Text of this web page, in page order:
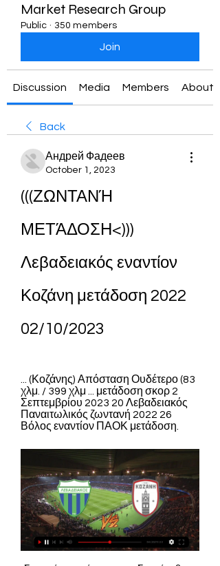
Market Research Group
Public · 350 members
Join
Discussion Media Members About
Back
Андрей Фадеев
October 1, 2023
(((ΖΩΝΤΑΝΉ
ΜΕΤΆΔΟΣΗ<)))
Λεβαδειακός εναντίον
Κοζάνη μετάδοση 2022
02/10/2023
... (Κοζάνης) Απόσταση Ουδέτερο (83
χλμ. / 399 χλμ ... μετάδοση σκορ 2
Σεπτεμβρίου 2023 20 Λεβαδειακός
Παναιτωλικός ζωντανή 2022 26
Βόλος εναντίον ΠΑΟΚ μετάδοση.